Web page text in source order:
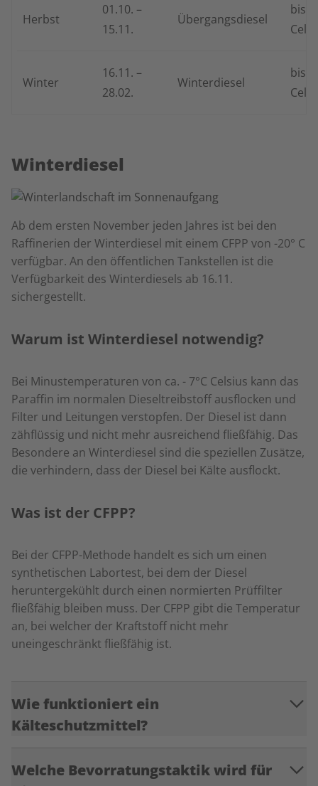
Herbst
01.10. –
15.11.
Übergangsdiesel
bis -
Winter
16.11. –
28.02.
Winterdiesel
bis -
Winterdiesel
Ab dem ersten November jeden Jahres ist bei den
Raffinerien der Winterdiesel mit einem CFPP von -20° C
verfügbar. An den öffentlichen Tankstellen ist die
Verfügbarkeit des Winterdiesels ab 16.11.
sichergestellt.
Warum ist Winterdiesel notwendig?
Bei Minustemperaturen von ca. - 7°C Celsius kann das
Paraffin im normalen Dieseltreibstoff ausflocken und
Filter und Leitungen verstopfen. Der Diesel ist dann
zähflüssig und nicht mehr ausreichend fließfähig. Das
Besondere an Winterdiesel sind die speziellen Zusätze,
die verhindern, dass der Diesel bei Kälte ausflockt.
Was ist der CFPP?
Bei der CFPP-Methode handelt es sich um einen
synthetischen Labortest, bei dem der Diesel
heruntergekühlt durch einen normierten Prüffilter
fließfähig bleiben muss. Der CFPP gibt die Temperatur
an, bei welcher der Kraftstoff nicht mehr
uneingeschränkt fließfähig ist.
Wie funktioniert ein
Kälteschutzmittel?
Welche Bevorratungstaktik wird für